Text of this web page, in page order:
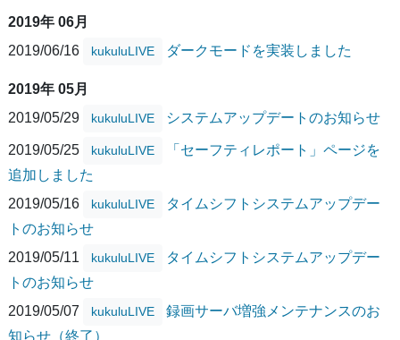
2019年 06月
2019/06/16
kukuluLIVE ダークモードを実装しました
2019年 05月
2019/05/29
kukuluLIVE システムアップデートのお知らせ
2019/05/25 kukuluLIVE
「セーフティレポート」ページを
追加しました
2019/05/16
kukuluLIVE
タイムシフトシステムアップデー
トのお知らせ
2019/05/11
kukuluLIVE
タイムシフトシステムアップデー
トのお知らせ
2019/05/07
kukuluLIVE
録画サーバ増強メンテナンスのお
知らせ（終了）